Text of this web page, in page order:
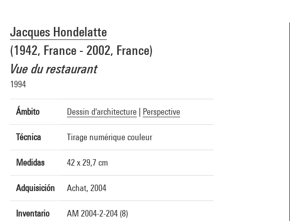
Jacques Hondelatte
(1942, France - 2002, France)
Vue du restaurant
1994
Ámbito Dessin d'architecture Perspective
Técnica Tirage numérique couleur
Medidas 42 x 29,7 cm
Adquisición Achat, 2004
Inventario AM 2004-2-204 (8)